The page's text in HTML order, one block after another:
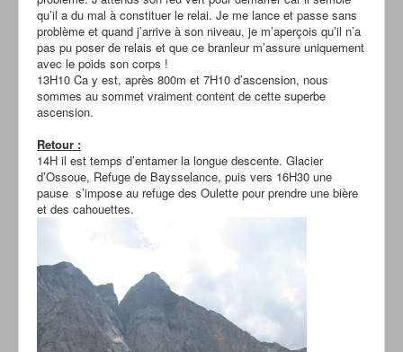
qu’il a du mal à constituer le relai. Je me lance et passe sans
problème et quand j’arrive à son niveau, je m’aperçois qu’il n’a
pas pu poser de relais et que ce branleur m’assure uniquement
avec le poids son corps !
13H10 Ca y est, après 800m et 7H10 d’ascension, nous
sommes au sommet vraiment content de cette superbe
ascension.
Retour :
14H il est temps d’entamer la longue descente. Glacier
d’Ossoue, Refuge de Baysselance, puis vers 16H30 une
pause s’impose au refuge des Oulette pour prendre une bière
et des cahouettes.